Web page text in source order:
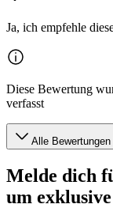
Ja, ich empfehle
Diese Bewertung
verfasst
Alle
Melde dich
um